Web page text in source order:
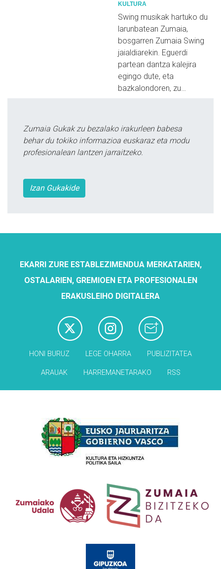
KULTURA
Swing musikak hartuko du
larunbatean Zumaia,
bosgarren Zumaia Swing
jaialdiarekin. Eguerdi
partean dantza kalejira
egingo dute, eta
bazkalondoren, zu…
Zumaia Gukak zu bezalako irakurleen babesa
behar du tokiko informazioa euskaraz eta modu
profesionalean lantzen jarraitzeko.
Izan Gukakide
EKARRI ZURE ESTABLEZIMENDUA MERKATARIEN,
OSTALARIEN, GREMIOEN ETA PROFESIONALEN
ERAKUSLEIHO DIGITALERA
HONI BURUZ LEGE OHARRA PUBLIZITATEA
ARAUAK HARREMANETARAKO RSS